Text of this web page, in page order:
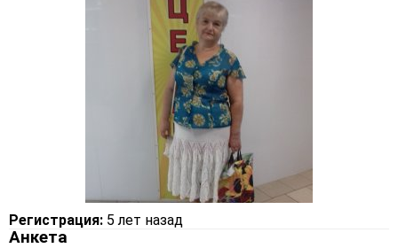
Регистрация: 5 лет назад
Анкета